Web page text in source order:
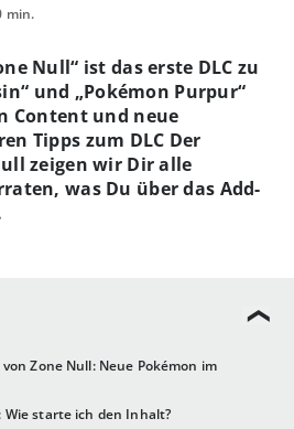
min.
Zone Null: Neue Pokémon im
starte ich den Inhalt?
Null“ ist das erste DLC zu
und „Pokémon Purpur“
Content und neue
Tipps zum DLC Der
zeigen wir Dir alle
was Du über das Add-